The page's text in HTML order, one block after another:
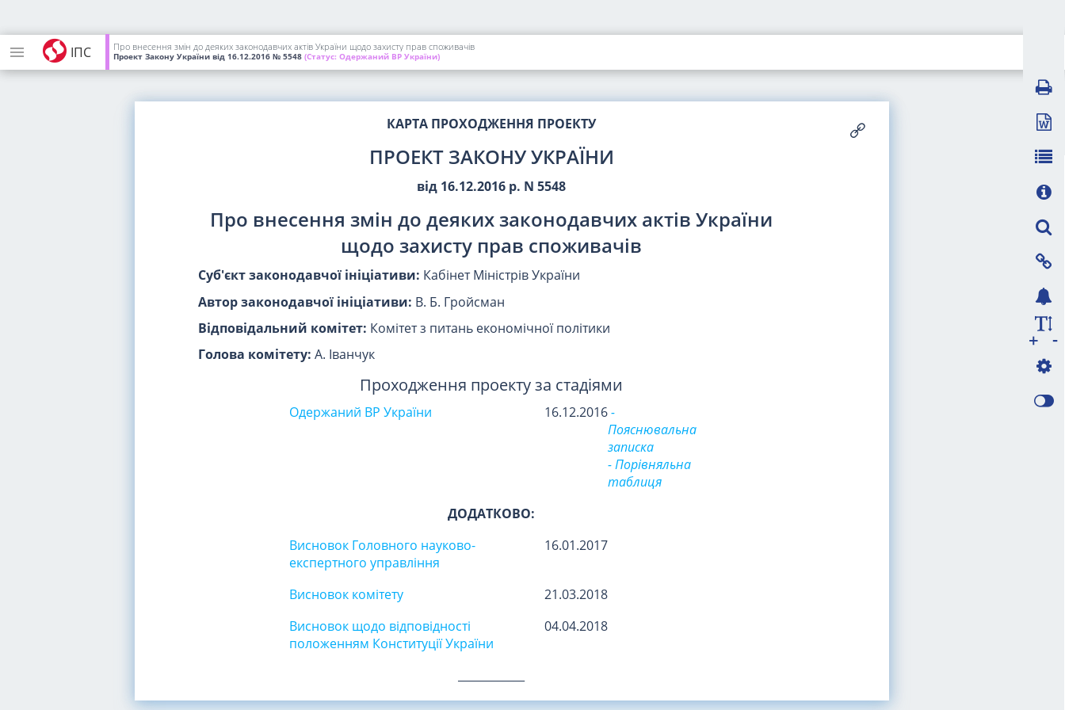
ІПС Про внесення змін до деяких законодавчих актів України щодо захисту прав споживачів
Проект Закону України від 16.12.2016 № 5548 (Статус: Одержаний ВР України)
КАРТА ПРОХОДЖЕННЯ ПРОЕКТУ
ПРОЕКТ ЗАКОНУ УКРАЇНИ
від 16.12.2016 р. N 5548
Про внесення змін до деяких законодавчих актів України
щодо захисту прав споживачів
Суб'єкт законодавчої ініціативи: Кабінет Міністрів України
Автор законодавчої ініціативи: В. Б. Гройсман
Відповідальний комітет: Комітет з питань економічної політики
Голова комітету: А. Іванчук
Проходження проекту за стадіями
Одержаний ВР України 16.12.2016-
Пояснювальна
записка
- Порівняльна
таблиця
ДОДАТКОВО:
Висновок Головного науково-
експертного управління
16.01.2017
Висновок комітету
21.03.2018
Висновок щодо відповідності
положенням Конституції України
04.04.2018
-
+